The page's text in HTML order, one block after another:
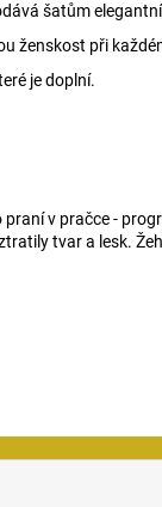
šatům
ženskost při
je doplní.
v pračce -
tvar a lesk.